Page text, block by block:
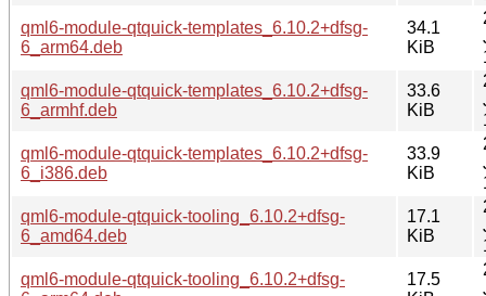
qml6-module-qtquick-templates_6.10.2+dfsg-
6_arm64.deb
34.1
KiB
qml6-module-qtquick-templates_6.10.2+dfsg-
6_armhf.deb
33.6
KiB
qml6-module-qtquick-templates_6.10.2+dfsg-
6_i386.deb
33.9
KiB
qml6-module-qtquick-tooling_6.10.2+dfsg-
6_amd64.deb
17.1
KiB
qml6-module-qtquick-tooling_6.10.2+dfsg-
17.5